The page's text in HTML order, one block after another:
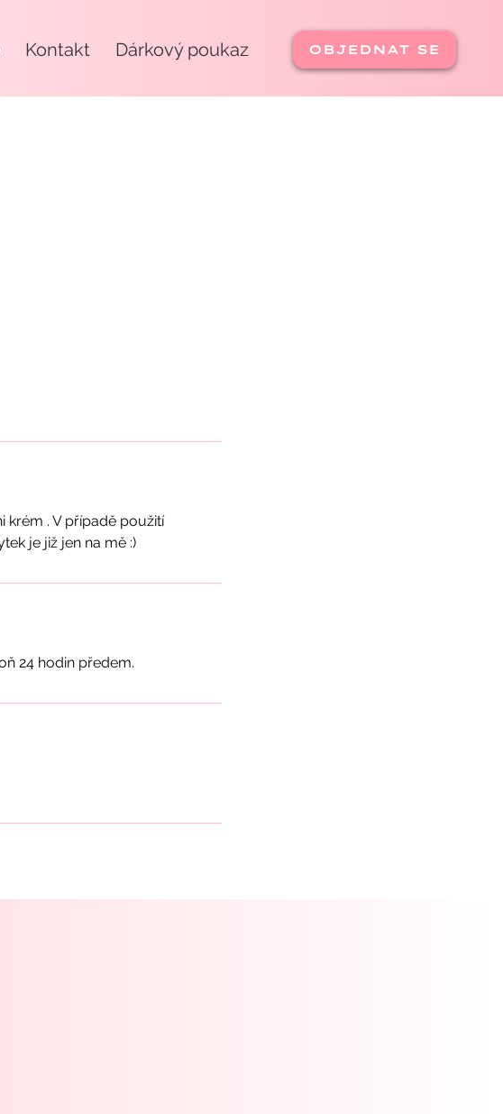
Kontakt Dárkový poukaz OBJEDNAT SE
krém . V případě použití
24 hodin předem.